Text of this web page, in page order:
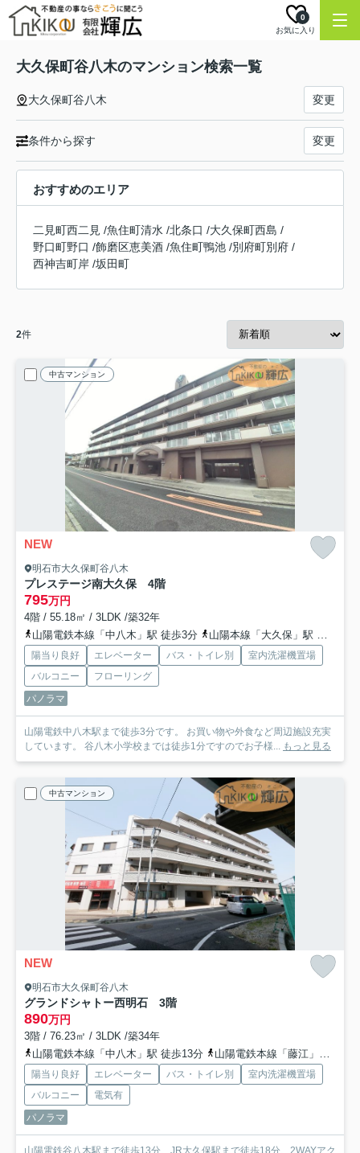
お気に入り
0
大久保町谷八木のマンション検索一覧
大久保町谷八木 変更
条件から探す 変更
おすすめのエリア
二見町西二見 /魚住町清水 /北条口 /大久保町西島 /
野口町野口 /飾磨区恵美酒 /魚住町鴨池 /別府町別府 /
西神吉町岸 /坂田町
2件
中古マンション
NEW
明石市大久保町谷八木
プレステージ南大久保 4階
795万円
4階 / 55.18㎡ / 3LDK /築32年
山陽電鉄本線「中八木」駅 徒歩3分
山陽本線「大久保」駅 徒歩24分
陽当り良好 エレベーター バス・トイレ別
室内洗濯機置場
バルコニー
フローリング
パノラマ
山陽電鉄中八木駅まで徒歩3分です。 お買い物や外食など周辺施設充実
しています。 谷八木小学校までは徒歩1分ですのでお子様... もっと見る
中古マンション
NEW
明石市大久保町谷八木
グランドシャトー西明石 3階
890万円
3階 / 76.23㎡ / 3LDK /築34年
山陽電鉄本線「中八木」駅 徒歩13分
山陽電鉄本線「藤江」駅 徒歩16分
陽当り良好 エレベーター バス・トイレ別
室内洗濯機置場
バルコニー
電気有
パノラマ
山陽電鉄谷八木駅まで徒歩13分、JR大久保駅まで徒歩18分、2WAYアク